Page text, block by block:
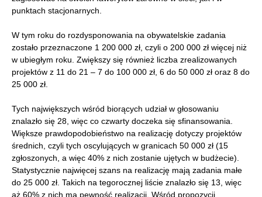
punktach stacjonarnych.
W tym roku do rozdysponowania na obywatelskie zadania
zostało przeznaczone 1 200 000 zł, czyli o 200 000 zł więcej niż
w ubiegłym roku. Zwiększy się również liczba zrealizowanych
projektów z 11 do 21 – 7 do 100 000 zł, 6 do 50 000 zł oraz 8 do
25 000 zł.
Tych największych wśród biorących udział w głosowaniu
znalazło się 28, więc co czwarty doczeka się sfinansowania.
Większe prawdopodobieństwo na realizację dotyczy projektów
średnich, czyli tych oscylujących w granicach 50 000 zł (15
zgłoszonych, a więc 40% z nich zostanie ujętych w budżecie).
Statystycznie najwięcej szans na realizację mają zadania małe
do 25 000 zł. Takich na tegorocznej liście znalazło się 13, więc
aż 60% z nich ma pewność realizacji. Wśród propozycji